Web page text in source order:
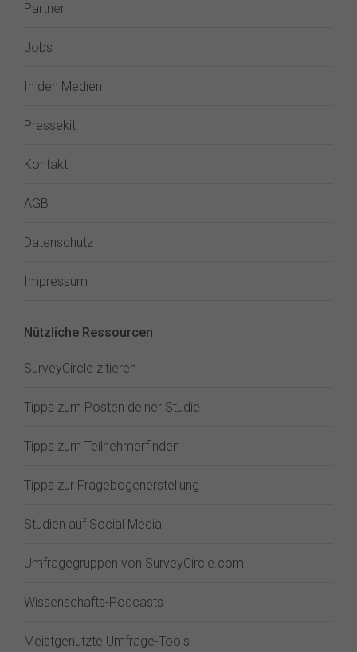
Partner
Jobs
In den Medien
Pressekit
Kontakt
AGB
Datenschutz
Impressum
Nützliche Ressourcen
SurveyCircle zitieren
Tipps zum Posten deiner Studie
Tipps zum Teilnehmerfinden
Tipps zur Fragebogenerstellung
Studien auf Social Media
Umfragegruppen von SurveyCircle.com
Wissenschafts-Podcasts
Meistgenutzte Umfrage-Tools